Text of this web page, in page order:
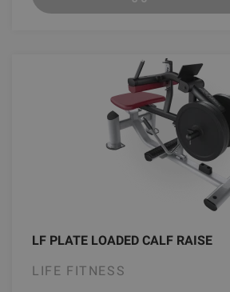
LF PLATE LOADED CALF RAISE
LIFE FITNESS